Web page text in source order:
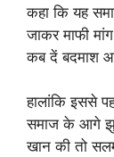
कहा कि यह
जाकर माफी
कब दें बदमाश
हालांकि इससे
समाज के आगे
खान की तो